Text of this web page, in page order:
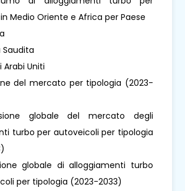
Medio Oriente e Africa per Paese
Saudita
Arabi Uniti
del mercato per tipologia (2023-
globale del mercato degli
turbo per autoveicoli per tipologia
globale di alloggiamenti turbo
per tipologia (2023-2033)